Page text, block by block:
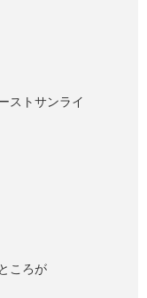
ストサンライ
ころが